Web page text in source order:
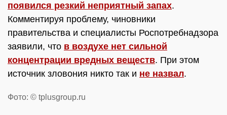
появился резкий неприятный запах.
Комментируя проблему, чиновники
правительства и специалисты Роспотребнадзора
заявили, что в воздухе нет сильной
концентрации вредных веществ. При этом
источник зловония никто так и не назвал.
Фото: © tplusgroup.ru